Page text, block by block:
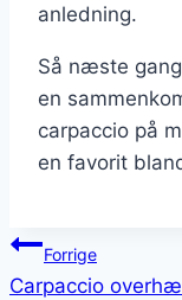
anledning.
Så næste
en
carpaccio på
en favorit
Forrige
Carpaccio